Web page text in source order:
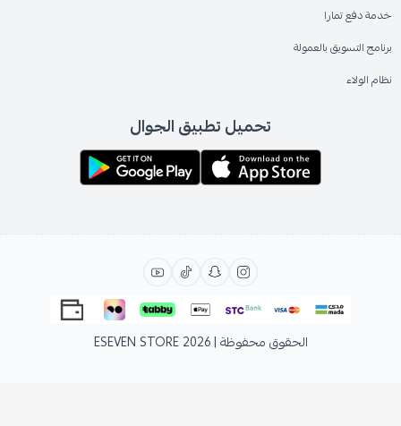
خدمة دفع تمارا
برنامج التسويق بالعمولة
نظام الولاء
تحميل تطبيق الجوال
الحقوق محفوظة | 2026 ESEVEN STORE